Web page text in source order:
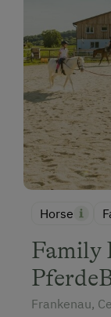
Horse
Family
Frankenau,